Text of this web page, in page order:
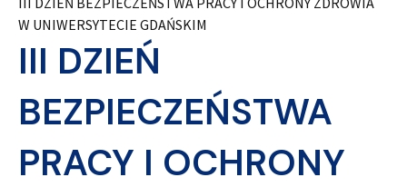
W UNIWERSYTECIE GDAŃSKIM
III DZIEŃ
BEZPIECZEŃSTWA
PRACY I OCHRONY